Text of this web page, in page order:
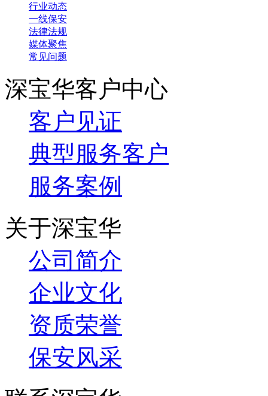
行业动态
一线保安
法律法规
媒体聚焦
常见问题
深宝华客户中心
客户见证
典型服务客户
服务案例
关于深宝华
公司简介
企业文化
资质荣誉
保安风采